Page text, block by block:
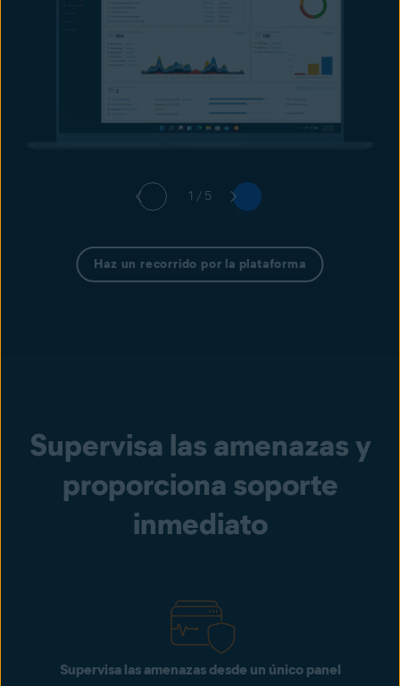
1 / 5
Haz un recorrido por la plataforma
Supervisa las amenazas y
proporciona soporte
inmediato
Supervisa las amenazas desde un único panel